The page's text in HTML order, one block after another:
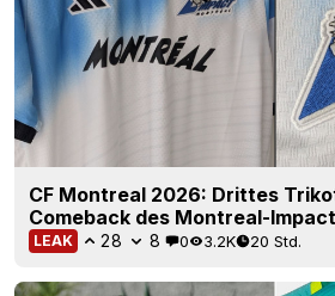
CF Montreal 2026: Drittes
Comeback des Montreal-
LEAK 28 8 0 3.2K 20 Std.